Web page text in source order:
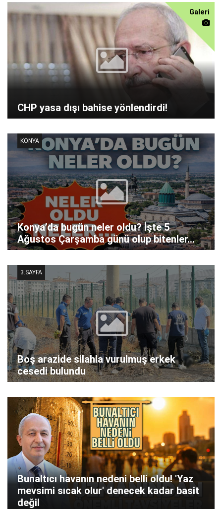
Galeri
CHP yasa dışı bahise yönlendirdi!
Konya’da bugün neler oldu? İşte 5
Ağustos Çarşamba günü olup bitenler…
KONYA
Boş arazide silahla vurulmuş erkek
cesedi bulundu
3.SAYFA
Bunaltıcı havanın nedeni belli oldu! 'Yaz
mevsimi sıcak olur' denecek kadar basit
değil